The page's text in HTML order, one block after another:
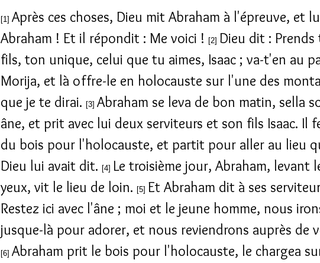
[1] Après ces choses, Dieu mit Abraham à l'épreuve, et
Abraham ! Et il répondit : Me voici !
[2] Dieu dit : Prends
fils, ton unique, celui que tu aimes, Isaac ; va-t'en au
Morija, et là offre-le en holocauste sur l'une des
que je te dirai. [3] Abraham se leva de bon matin, sella
âne, et prit avec lui deux serviteurs et son fils Isaac. Il
du bois pour l'holocauste, et partit pour aller au lieu
Dieu lui avait dit. [4] Le troisième jour, Abraham, levant
yeux, vit le lieu de loin. [5] Et Abraham dit à ses
Restez ici avec l'âne ; moi et le jeune homme, nous
jusque-là pour adorer, et nous reviendrons auprès de
[6] Abraham prit le bois pour l'holocauste, le chargea